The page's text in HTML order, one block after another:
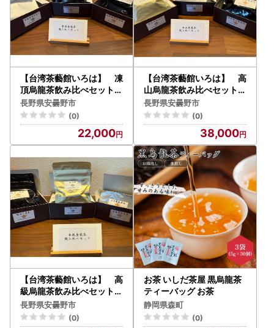
【台湾茶藝館いろは】 凍
頂烏龍茶飲み比べセット
（数量限定）
長野県安曇野市
(0)
22,000
【台湾茶藝館いろは】 高
山烏龍茶飲み比べセット
（数量限定）
長野県安曇野市
(0)
38,000
【台湾茶藝館いろは】 高
級烏龍茶飲み比べセット
（数量限定）
長野県安曇野市
(0)
お茶 いしだ茶屋 黒烏龍茶
ティーバッグ お茶
静岡県森町
(0)